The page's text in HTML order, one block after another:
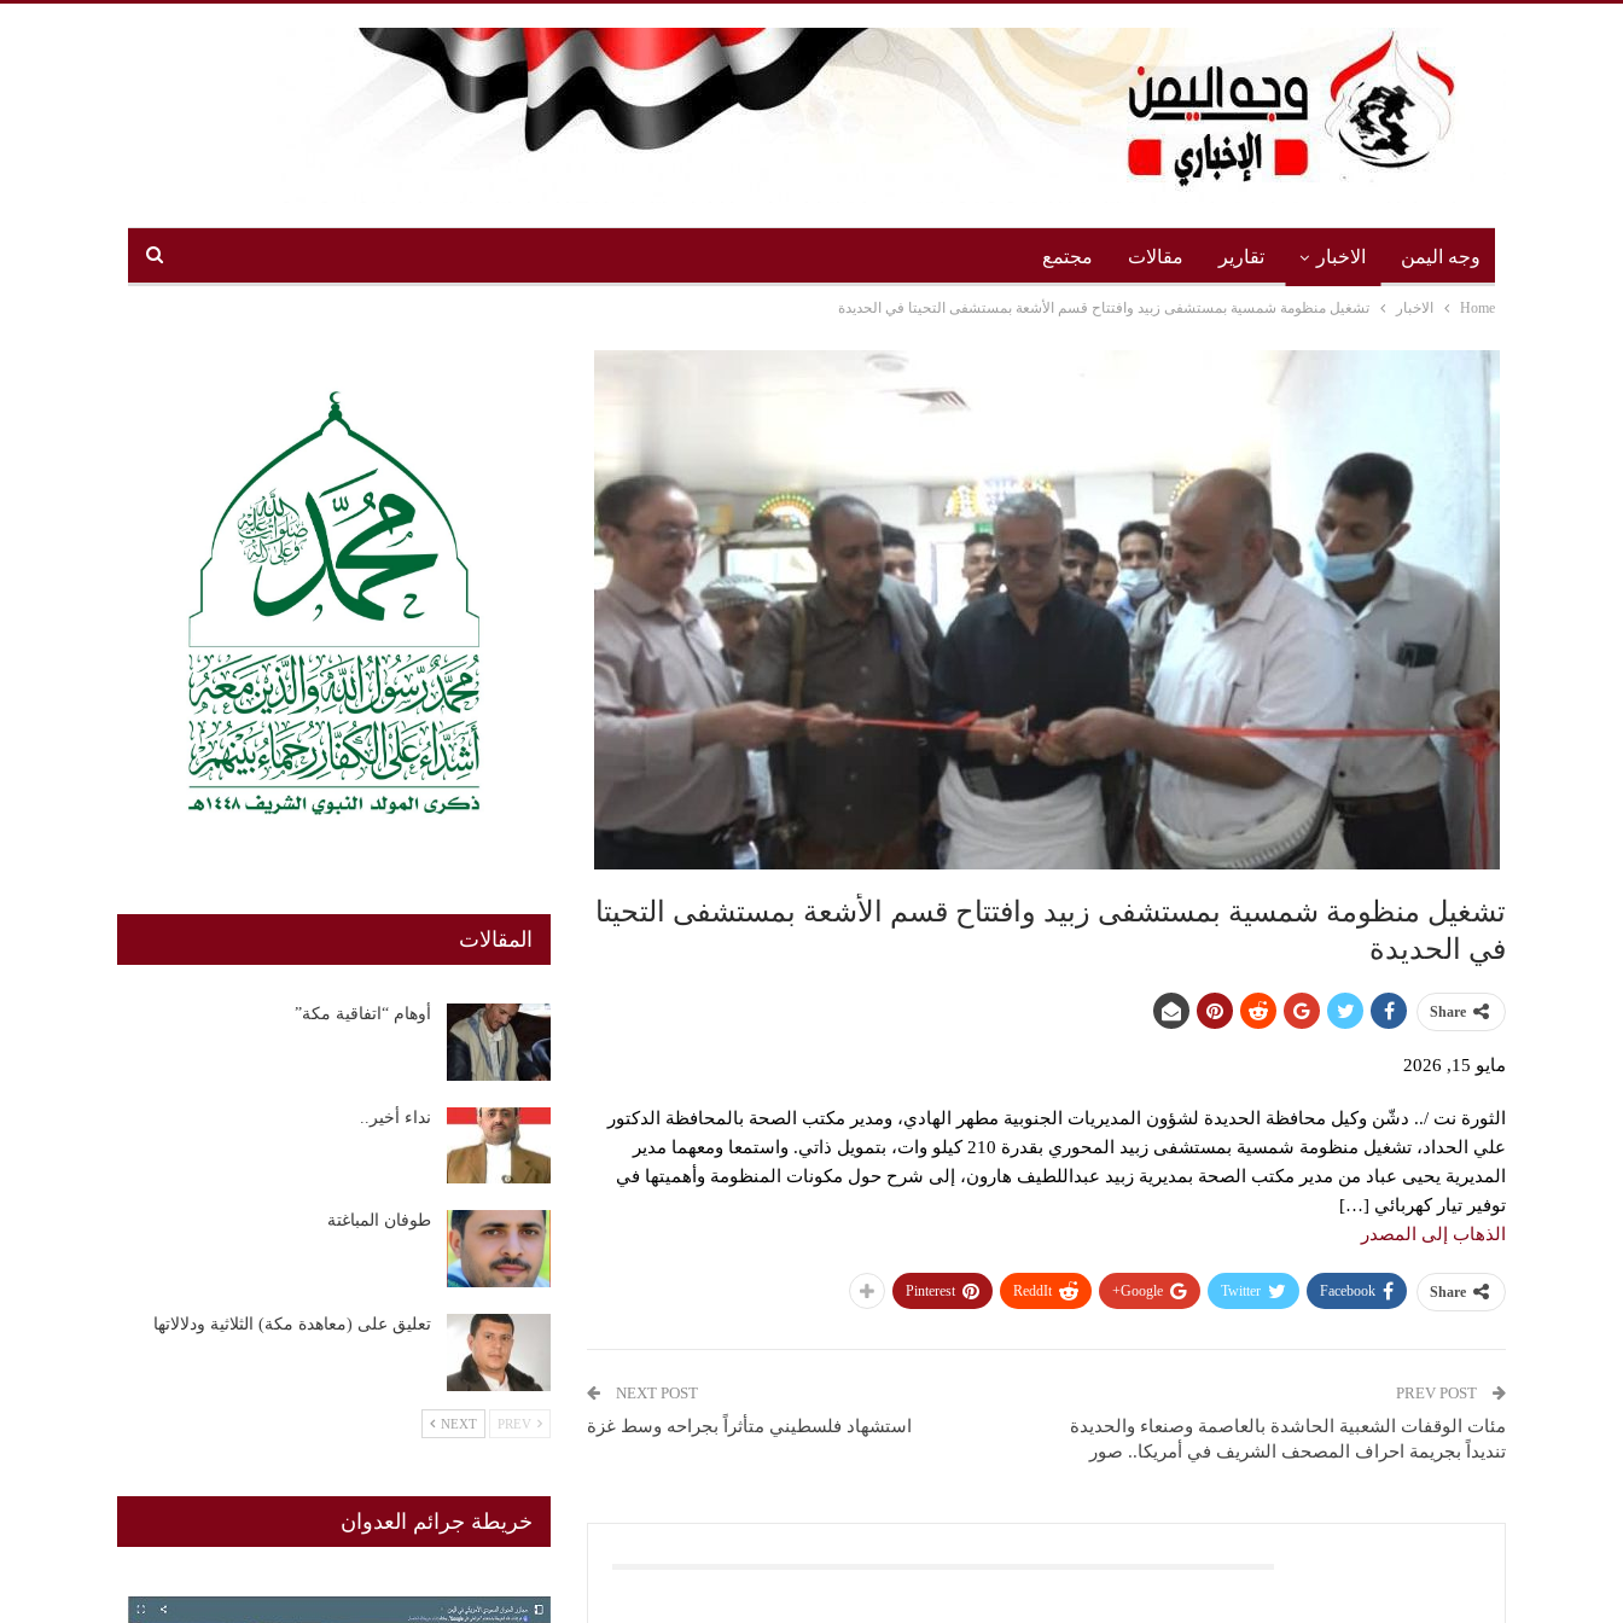
وجه اليمن الاخبار تقارير مقالات مجتمع
Home الاخبار تشغيل منظومة شمسية بمستشفى زبيد وافتتاح قسم الأشعة بمستشفى التحيتا في الحديدة
تشغيل منظومة شمسية بمستشفى زبيد وافتتاح قسم الأشعة بمستشفى التحيتا
في الحديدة
Share
مايو 15, 2026
الثورة نت /.. دشّن وكيل محافظة الحديدة لشؤون المديريات الجنوبية مطهر الهادي، ومدير مكتب الصحة بالمحافظة الدكتور
علي الحداد، تشغيل منظومة شمسية بمستشفى زبيد المحوري بقدرة 210 كيلو وات، بتمويل ذاتي. واستمعا ومعهما مدير
المديرية يحيى عباد من مدير مكتب الصحة بمديرية زبيد عبداللطيف هارون، إلى شرح حول مكونات المنظومة وأهميتها في
توفير تيار كهربائي […]
الذهاب إلى المصدر
Share
Facebook
Twitter
Google+
ReddIt
Pinterest
مئات الوقفات الشعبية الحاشدة بالعاصمة وصنعاء والحديدة
تنديداً بجريمة احراف المصحف الشريف في أمريكا.. صور
NEXT POST
استشهاد فلسطيني متأثراً بجراحه وسط غزة
المقالات
أوهام “اتفاقية مكة”
نداء أخير..
طوفان المباغتة
تعليق على (معاهدة مكة) الثلاثية ودلالاتها
NEXT
خريطة جرائم العدوان